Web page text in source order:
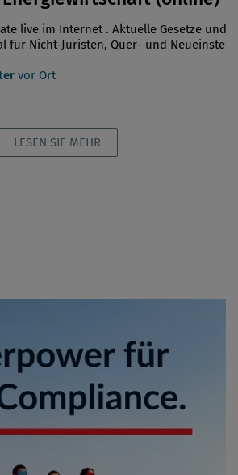
live im Internet . Aktuelle Gesetze und
für Nicht-Juristen, Quer- und
vor Ort
LESEN SIE MEHR